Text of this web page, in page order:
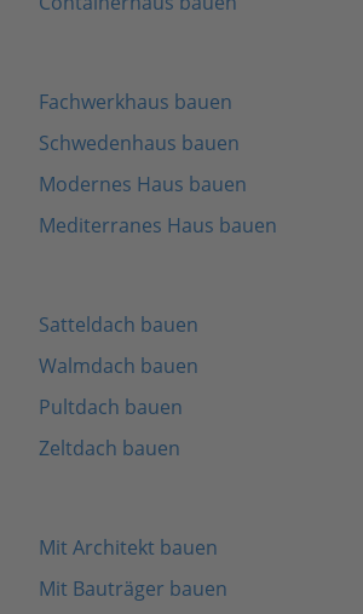
Fachwerkhaus bauen
Schwedenhaus bauen
Modernes Haus bauen
Mediterranes Haus bauen
Satteldach bauen
Walmdach bauen
Pultdach bauen
Zeltdach bauen
Mit Architekt bauen
Mit Bauträger bauen